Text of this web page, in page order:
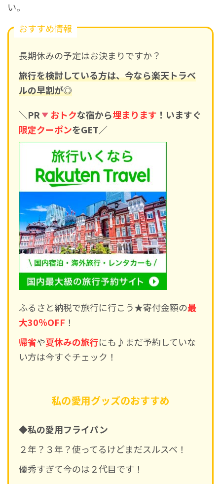
い。
おすすめ情報
長期休みの予定はお決まりですか？
旅行を検討している方は、今なら楽天トラベ
ルの早割が◎
＼PR
おトクな宿から埋まります ！いますぐ
限定クーポンをGET／
ふるさと納税で旅行に行こう★寄付金額の最
大30％OFF ！
帰省や夏休みの旅行にも♪まだ予約していな
い方は今すぐチェック！
私の愛用グッズのおすすめ
◆私の愛用フライパン
２年？３年？使ってるけどまだスルスベ！
優秀すぎて今のは２代目です！